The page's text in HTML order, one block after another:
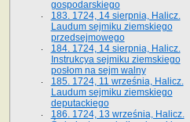
gospodarskiego
183. 1724, 14 sierpnia, Halicz.
Laudum sejmiku ziemskiego
przedsejmowego
184. 1724, 14 sierpnia, Halicz.
Instrukcya sejmiku ziemskiego
posłom na sejm walny
185. 1724, 11 września, Halicz.
Laudum sejmiku ziemskiego
deputackiego
186. 1724, 13 września, Halicz.